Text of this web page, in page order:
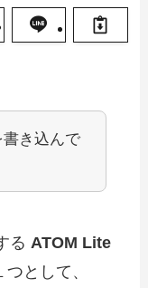
き込んで
るATOM Lite
として、